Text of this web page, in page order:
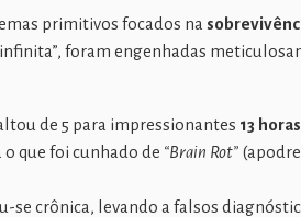
primitivos focados na
foram engenhadas
de 5 para impressionantes 13
o que foi cunhado de “Brain Rot”
se crônica, levando a falsos